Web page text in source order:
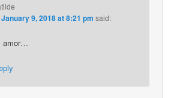
January 9, 2018 at 8:21 pm said:
amor…